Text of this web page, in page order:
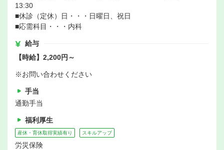
13:30
■休診（定休）日・・・日曜日、祝日
■応需科目・・・内科
給与
【時給】2,200円～
※お問い合わせください
手当
通勤手当
福利厚生
産休・育休取得実績有り スキルアップ
労災保険